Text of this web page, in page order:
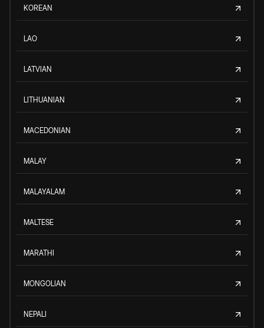
KOREAN
LAO
LATVIAN
LITHUANIAN
MACEDONIAN
MALAY
MALAYALAM
MALTESE
MARATHI
MONGOLIAN
NEPALI